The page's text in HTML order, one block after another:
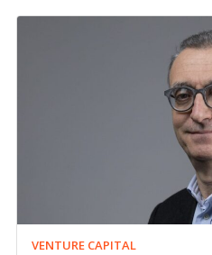
VENTURE CAPITAL